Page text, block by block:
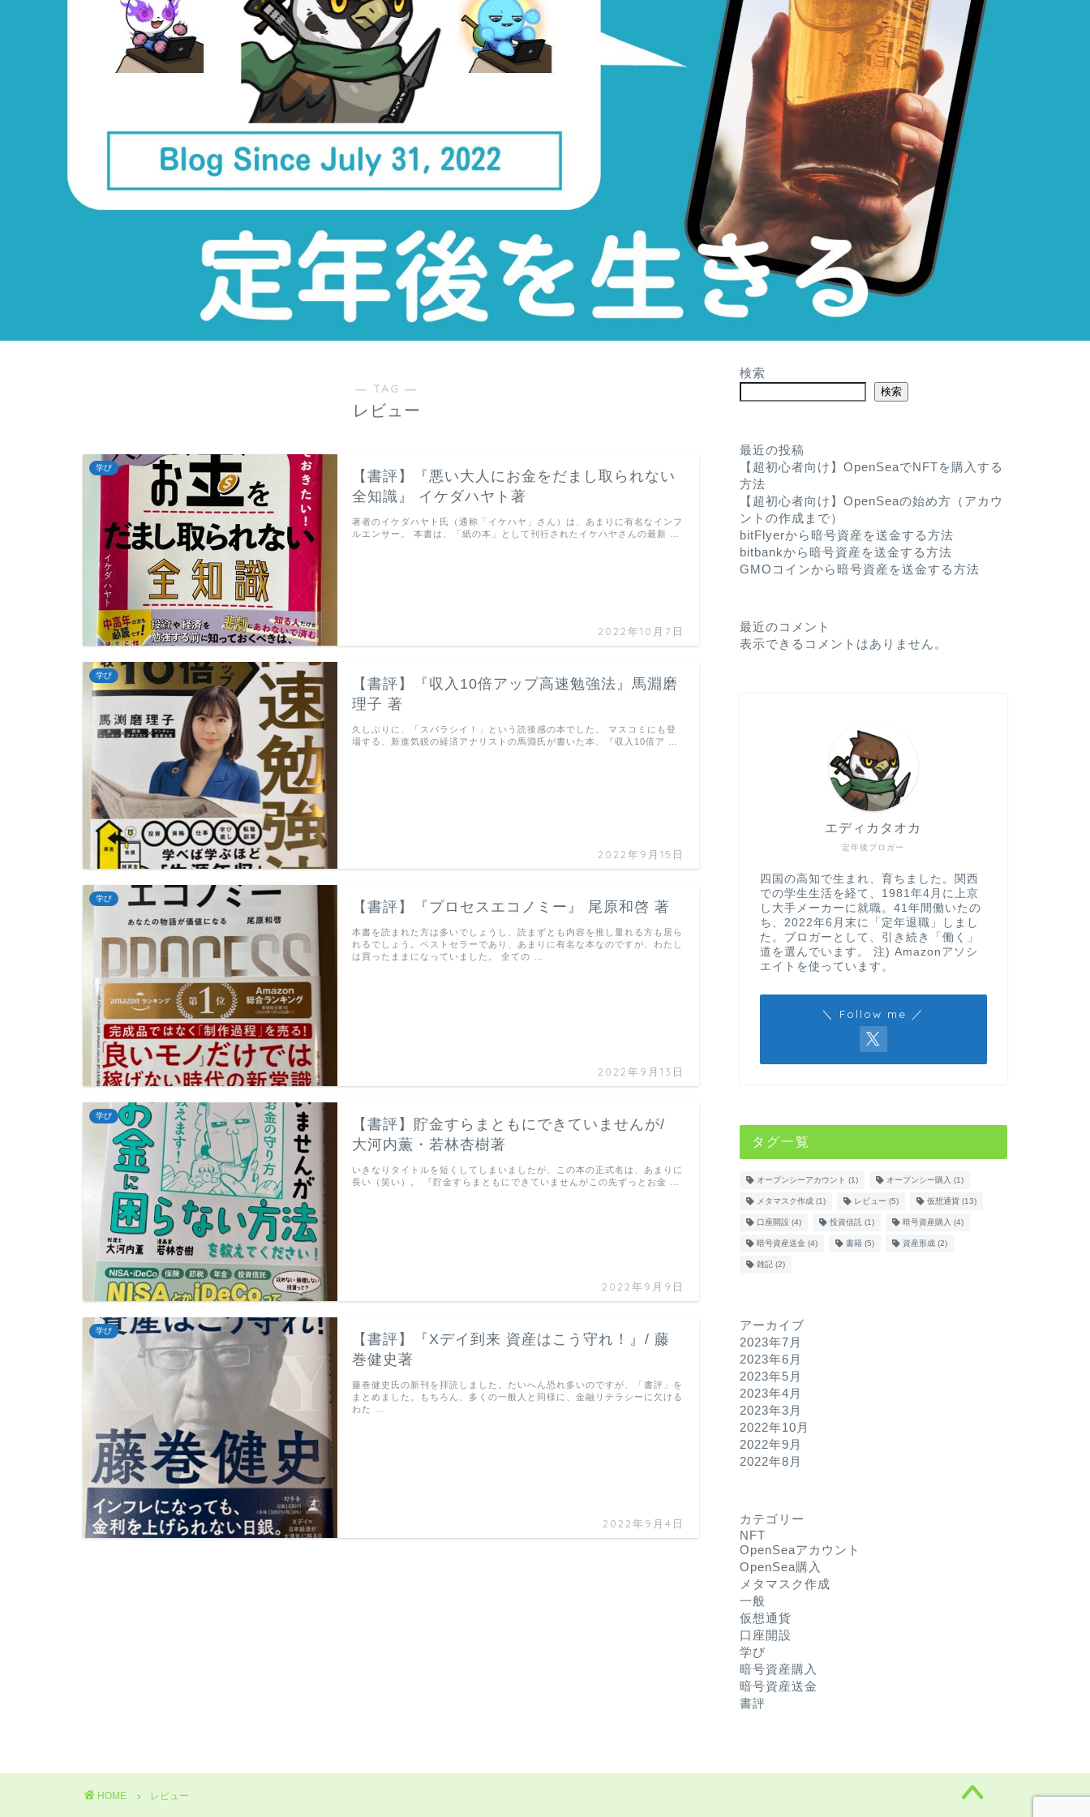
― TAG ―
レビュー
学び
【書評】『悪い大人にお金をだまし取られない
全知識』 イケダハヤト著
2022年10月7日
著者のイケダハヤト氏（通称「イケハヤ」さん）は、あまりに有名なインフ
ルエンサー。 本書は、「紙の本」として刊行されたイケハヤさんの最新 …
学び
【書評】『収入10倍アップ高速勉強法』馬淵磨
理子 著
2022年9月15日
久しぶりに、「スバラシイ！」という読後感の本でした。 マスコミにも登
場する、新進気鋭の経済アナリストの馬淵氏が書いた本、『収入10倍ア …
学び
【書評】『プロセスエコノミー』 尾原和啓 著
2022年9月13日
本書を読まれた方は多いでしょうし、読まずとも内容を推し量れる方も居ら
れるでしょう。ベストセラーであり、あまりに有名な本なのですが、わたし
は買ったままになっていました。 全ての …
学び
【書評】貯金すらまともにできていませんが/
大河内薫・若林杏樹著
2022年9月9日
いきなりタイトルを短くしてしまいましたが、この本の正式名は、あまりに
長い（笑い）。 『貯金すらまともにできていませんがこの先ずっとお金 …
学び
【書評】『Xデイ到来 資産はこう守れ！』/ 藤
巻健史著
2022年9月4日
藤巻健史氏の新刊を拝読しました。たいへん恐れ多いのですが、「書評」を
まとめました。もちろん、多くの一般人と同様に、金融リテラシーに欠ける
わた …
検索
検索
最近の投稿
【超初心者向け】OpenSeaでNFTを購入する
方法
【超初心者向け】OpenSeaの始め方（アカウ
ントの作成まで）
bitFlyerから暗号資産を送金する方法
bitbankから暗号資産を送金する方法
GMOコインから暗号資産を送金する方法
最近のコメント
表示できるコメントはありません。
定年後ブロガー
エディカタオカ
四国の高知で生まれ、育ちました。関西
での学生生活を経て、1981年4月に上京
し大手メーカーに就職。41年間働いたの
ち、2022年6月末に「定年退職」しまし
た。ブロガーとして、引き続き「働く」
道を選んでいます。 注) Amazonアソシ
エイトを使っています。
＼ Follow me ／
タグ一覧
オープンシーアカウント (1) オープンシー購入 (1)
メタマスク作成(1) レビュー (5) 仮想通貨(13)
口座開設 (4) 投資信託 (1) 暗号資産購入 (4)
暗号資産送金(4) 書籍(5) 資産形成(2)
雑記 (2)
アーカイブ
2023年7月
2023年6月
2023年5月
2023年4月
2023年3月
2022年10月
2022年9月
2022年8月
カテゴリー
NFT
OpenSeaアカウント
OpenSea購入
メタマスク作成
一般
仮想通貨
口座開設
学び
暗号資産購入
暗号資産送金
書評
HOME レビュー